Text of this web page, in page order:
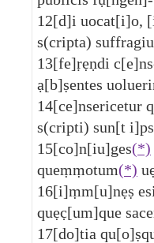
12[d]i uocat[i]o,
s(cripta)
13[fe]ṛẹṇdi
ạ[b]ṣentes
14[ce]nsericetur
s(cripti) sun[t
15[co]n[iu]ges(*)
queṃṃotum(*)
16[i]ṃm[u]nẹṣ
quẹc̣[um]que
17[do]tia